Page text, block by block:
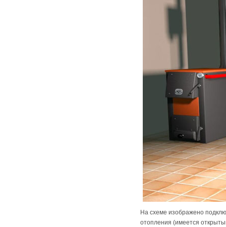
На схеме изображено
отопления (имеется